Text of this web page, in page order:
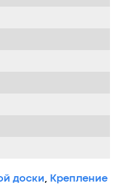
доски
Крепление